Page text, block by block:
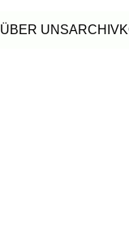
ÜBER UNSARCHIV